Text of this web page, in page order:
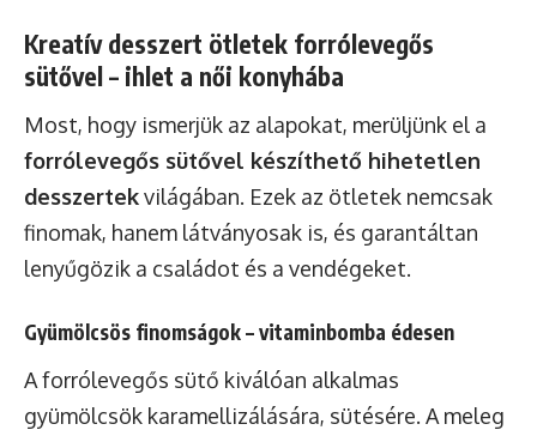
Kreatív desszert ötletek forrólevegős
sütővel – ihlet a női konyhába
Most, hogy ismerjük az alapokat, merüljünk el a
forrólevegős sütővel készíthető hihetetlen
desszertekvilágában. Ezek az ötletek nemcsak
finomak, hanem látványosak is, és garantáltan
lenyűgözik a családot és a vendégeket.
Gyümölcsös finomságok – vitaminbomba édesen
A forrólevegős sütő kiválóan alkalmas
gyümölcsök karamellizálására, sütésére. A meleg